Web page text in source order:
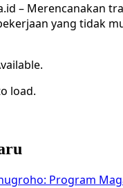
– Merencanakan
yang tidak
load.